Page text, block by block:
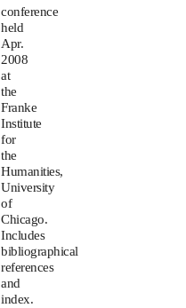
conference
held
Apr.
2008
at
the
Franke
Institute
for
the
Humanities,
University
of
Chicago.
Includes
bibliographical
references
and
index.